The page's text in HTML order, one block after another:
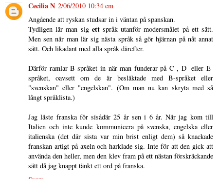
Cecilia N 2/06/2010 10:34 em
Angående att ryskan studsar in i väntan på spanskan.
Tydligen lär man sig ettspråk utanför modersmålet på ett sätt.
Men sen när man lär sig nästa språk så gör hjärnan på nåt annat
sätt. Och likadant med alla språk därefter.
Därför ramlar B-språket in när man funderar på C-, D- eller E-
språket, oavsett om de är besläktade med B-språket eller
"svenskan" eller "engelskan". (Om man nu kan skryta med så
långt språklista.)
Jag läste franska för sisådär 25 år sen i 6 år. När jag kom till
Italien och inte kunde kommunicera på svenska, engelska eller
italienska (det där sista var min brist enligt dem) så knackade
franskan artigt på axeln och harklade sig. Inte för att den gick att
använda den heller, men den klev fram på ett nästan förskräckande
sätt då jag knappt tänkt ett ord på franska.